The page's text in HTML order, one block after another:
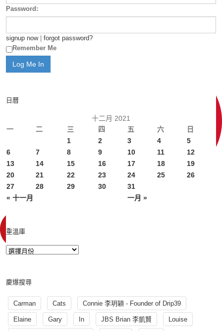
Password:
signup now| forgot password?
Remember Me
日曆
十二月 2021
一
二 三 四 五 六 日
« 十一月 一月 »
1 2 3 4
5
6
7 8 9 10 11
12
13
14 15 16 17 18
19
20
21 22 23 24 25
26
27
28 29 30 31
重溫庫
慶爆搜尋
Carman Cats Connie 李玥穎 - Founder of Drip39
Elaine Gary In JBS Brian 李凱賢 Louise